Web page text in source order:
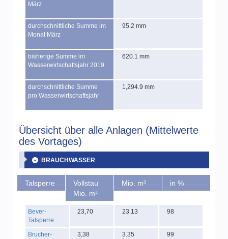
März
durchschnittliche Summe im
Monat März
95.2 mm
bisherige Summe im
Wasserwirtschaftsjahr 2019
620.1 mm
durchschnittliche Summe
pro Wasserwirtschaftsjahr
1,294.9 mm
Übersicht über alle Anlagen (Mittelwerte
des Vortages)
BRAUCHWASSER
Talsperre
Vollstau
Mio. m³
Mio. m³ in %
Bever-
Talsperre
23,70 23.13 98
Brucher-
3,38 3.35 99